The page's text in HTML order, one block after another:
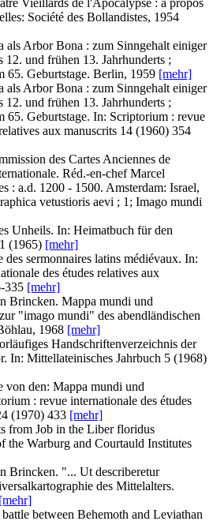
Vieillards de l'Apocalypse : a propos
Société des Bollandistes, 1954
als Arbor Bona : zum Sinngehalt einiger
12. und frühen 13. Jahrhunderts ;
65. Geburtstage. Berlin, 1959 [mehr]
als Arbor Bona : zum Sinngehalt einiger
12. und frühen 13. Jahrhunderts ;
65. Geburtstage. In: Scriptorium : revue
aux manuscrits 14 (1960) 354
des Cartes Anciennes de
Réd.-en-chef Marcel
: a.d. 1200 - 1500. Amsterdam: Israel,
vetustioris aevi ; 1; Imago mundi
Unheils. In: Heimatbuch für den
(1965) [mehr]
des sermonnaires latins médiévaux. In:
des études relatives aux
335 [mehr]
Brincken. Mappa mundi und
"imago mundi" des abendländischen
1968 [mehr]
Handschriftenverzeichnis der
In: Mittellateinisches Jahrbuch 5 (1968)
von den: Mappa mundi und
: revue internationale des études
(1970) 433 [mehr]
from Job in the Liber floridus
the Warburg and Courtauld Institutes
Brincken. "... Ut describeretur
des Mittelalters.
[mehr]
between Behemoth and Leviathan